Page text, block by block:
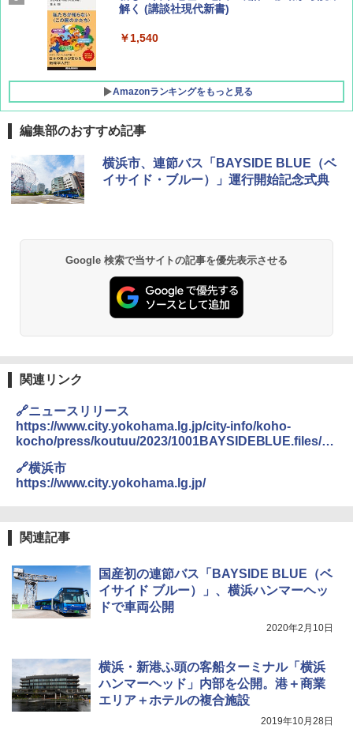
SOTO ミニマル"旅"財布 ランダム2種】
￥1,500
解く (講談社現代新書)
￥1,540
Amazonランキングをもっと見る
[キャンパーズコレクション 山善] ポップアッ
プテント 傘みたいに広げて畳める パッとサ
ッとサンシェード キューブ フルクローズ メ
￥6,832
PYKES PEAK (パイクスピーク) 着替えテン
ト プライバシー テント 【中が透けない】 1
人用 折りたたみ 防災グッズ 災害用トイレ ビ
易 トイレテント (オリーブ)
ENDLESS BASE 《めざましテレビで紹介》
テント ワンタッチ RENEW 幅200 2-3人用 43
500002(89232)
ュ(BC仕様) PATC-150B(EB)
￥8,991
収納 コンパクト 簡単設営 カンガルーテント
ソロキャンプ ソロテント
GRANDOOR ステンレス保冷剤 2個セット 2
026リニューアル 急速冷凍 空間倍増 衛生的
コンパクト 保冷力長持ち
ポインターライト 強力 小型 緑色/赤色/青紫色
可能 安全ロック付き 高安全性 金属製耐久 コ
ンパクト多機能設計 持ち運び便利 アウトド
ア/オフィス/教育現場/展示会用 緑
￥1,180
防水 UVカット 4段階高さ調整 軽量 収納袋付
き
関の購入実績 登山・キャンプ・アウトドア・
防災用品 長期保存可能 緊急時用 日本国内発
送
ソーラー LED ランタン Type-C 充電式 ソー
ラーランタン IP65防水 キャンプ用品 防災グ
ッズ 6種類のライトモード 防災 吊り下げ 折
り畳み式 キャンプソーラーライト防災 停電
節電対策 超高輝度 日本語取扱説明書付き
編集部のおすすめ記事
横浜市、連節バス「BAYSIDE BLUE（ベ
イサイド・ブルー）」運行開始記念式典
Google 検索で当サイトの記事を優先表示させる
関連リンク
🔗ニュースリリース
https://www.city.yokohama.lg.jp/city-info/koho-
kocho/press/koutuu/2023/1001BAYSIDEBLUE.files/B
🔗横浜市
https://www.city.yokohama.lg.jp/
関連記事
国産初の連節バス「BAYSIDE BLUE（ベ
イサイド ブルー）」、横浜ハンマーヘッ
ドで車両公開
2020年2月10日
横浜・新港ふ頭の客船ターミナル「横浜
ハンマーヘッド」内部を公開。港＋商業
エリア＋ホテルの複合施設
2019年10月28日